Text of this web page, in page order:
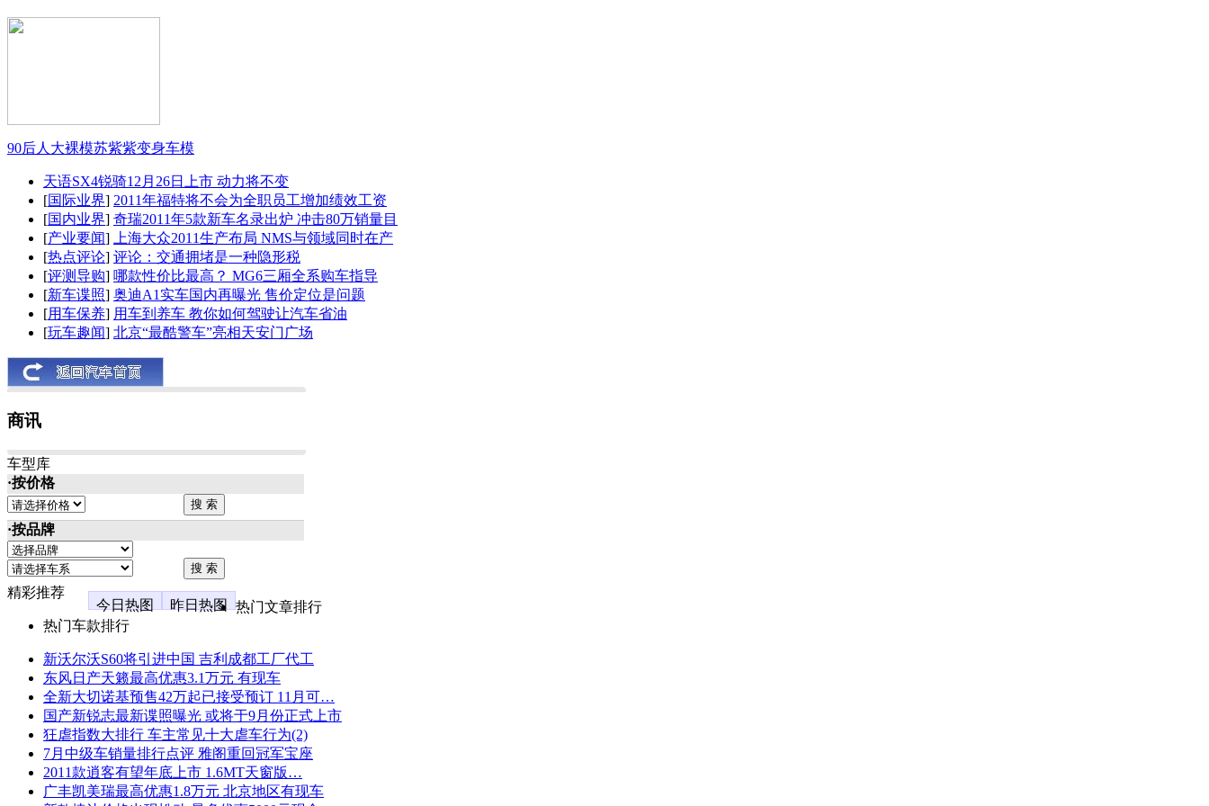
90后人大裸模苏紫紫变身车模
天语SX4锐骑12月26日上市 动力将不变
[国际业界] 2011年福特将不会为全职员工增加绩效工资
[国内业界] 奇瑞2011年5款新车名录出炉 冲击80万销量目
[产业要闻]
上海大众2011生产布局 NMS与领域同时在产
[热点评论] 评论：交通拥堵是一种隐形税
[评测导购] 哪款性价比最高？ MG6三厢全系购车指导
[新车谍照] 奥迪A1实车国内再曝光 售价定位是问题
[用车保养] 用车到养车 教你如何驾驶让汽车省油
[玩车趣闻] 北京“最酷警车”亮相天安门广场
商讯
车型库
·按价格
·按品牌
精彩推荐
今日热图
昨日热图
热门文章排行
热门车款排行
新沃尔沃S60将引进中国 吉利成都工厂代工
东风日产天籁最高优惠3.1万元 有现车
全新大切诺基预售42万起已接受预订 11月可…
国产新锐志最新谍照曝光 或将于9月份正式上市
狂虐指数大排行 车主常见十大虐车行为(2)
7月中级车销量排行点评 雅阁重回冠军宝座
2011款逍客有望年底上市 1.6MT天窗版…
广丰凯美瑞最高优惠1.8万元 北京地区有现车